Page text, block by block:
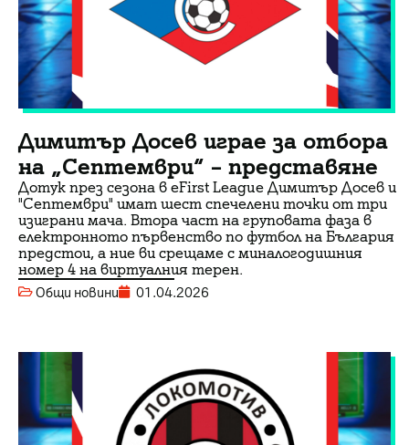
Димитър Досев играе за отбора
на „Септември“ – представяне
Дотук през сезона в eFirst League Димитър Досев и
"Септември" имат шест спечелени точки от три
изиграни мача. Втора част на груповата фаза в
електронното първенство по футбол на България
предстои, а ние ви срещаме с миналогодишния
номер 4 на виртуалния терен.
Общи новини 01.04.2026